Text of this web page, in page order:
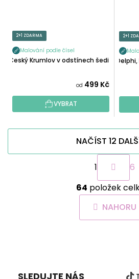
2+1 ZDARMA
Malování podle čísel
Český Krumlov v odstínech šedi
od 499 Kč
VYBRAT
2+1
O
v
l
á
d
NAČÍST 12
S
t
r
á
n
k
o
1
6
64 položek
NAHORU
SLEDUJTE NÁS